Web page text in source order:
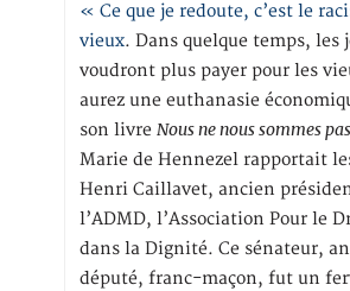
« Ce que je redoute, c’est le
vieux. Dans quelque temps, les
voudront plus payer pour les
aurez une euthanasie
son livre Nous ne nous sommes
Marie de Hennezel rapportait
Henri Caillavet, ancien
l’ADMD, l’Association Pour le
dans la Dignité. Ce sénateur,
député, franc-maçon, fut un